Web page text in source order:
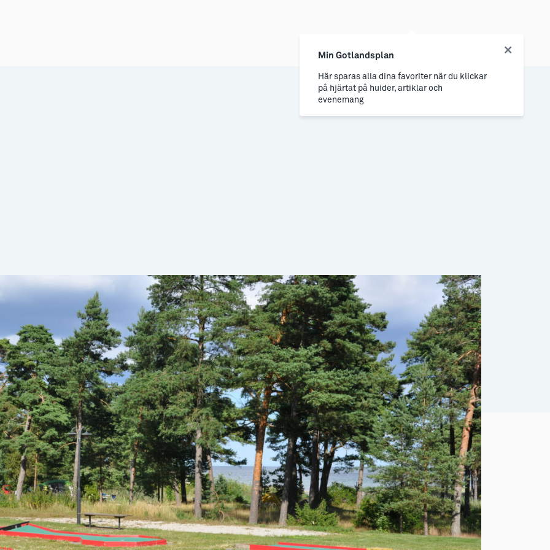
Min Gotlandsplan
Här sparas alla dina favoriter när du klickar
på hjärtat på huider, artiklar och
evenemang